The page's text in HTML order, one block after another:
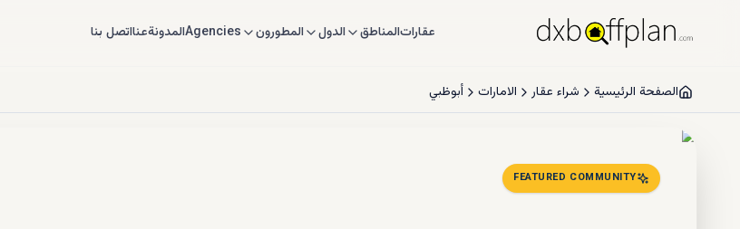
عقاراتالمناطق الدول المطورون Agenciesالمدونةعنااتصل بنا
الصفحة الرئيسية شراء عقار الامارات أبوظبي
FEATURED COMMUNITY